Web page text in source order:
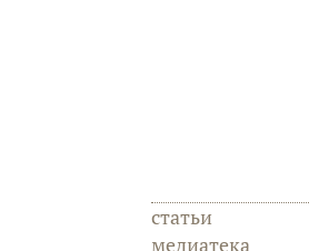
статьи
медиатека